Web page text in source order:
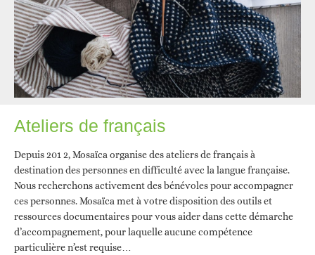
Ateliers de français
Depuis 201 2, Mosaïca organise des ateliers de français à
destination des personnes en difficulté avec la langue française.
Nous recherchons activement des bénévoles pour accompagner
ces personnes. Mosaïca met à votre disposition des outils et
ressources documentaires pour vous aider dans cette démarche
d’accompagnement, pour laquelle aucune compétence
particulière n’est requise…